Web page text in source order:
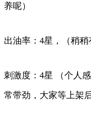
养呢）
出油率：4星，（稍稍
刺激度：4星 （个人
常带劲，大家等上架